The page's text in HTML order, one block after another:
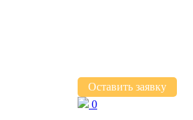
Оставить заявку
0